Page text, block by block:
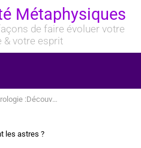
Métaphysiques
de faire évoluer votre
& votre esprit
comment votre vie est influencée par la planète qui domine votre signe du zodiaque
les astres ?